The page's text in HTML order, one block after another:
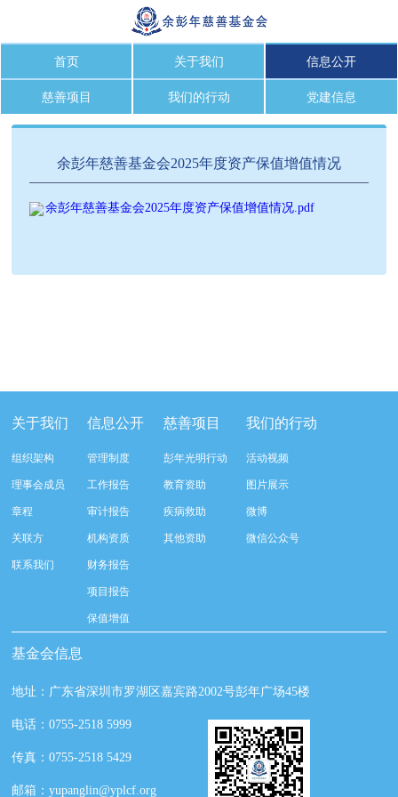
首页 关于我们 信息公开
慈善项目 我们的行动 党建信息
余彭年慈善基金会2025年度资产保值增值情况
余彭年慈善基金会2025年度资产保值增值情况.pdf
关于我们
组织架构
理事会成员
章程
关联方
联系我们
信息公开
管理制度
工作报告
审计报告
机构资质
财务报告
项目报告
保值增值
慈善项目
彭年光明行动
教育资助
疾病救助
其他资助
我们的行动
活动视频
图片展示
微博
微信公众号
基金会信息
地址：广东省深圳市罗湖区嘉宾路2002号彭年广场45楼
电话：0755-2518 5999
传真：0755-2518 5429
邮箱：yupanglin@yplcf.org